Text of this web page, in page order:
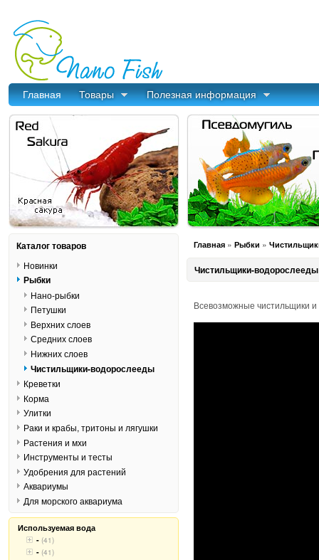
Главная Товары Полезная информация
Главная » Рыбки »
Чистильщики-водорослееды
Всевозможные чистильщики
Каталог товаров
Новинки
Рыбки
Нано-рыбки
Петушки
Верхних слоев
Средних слоев
Нижних слоев
Чистильщики-водорослееды
Креветки
Корма
Улитки
Раки и крабы, тритоны и лягушки
Растения и мхи
Инструменты и тесты
Удобрения для растений
Аквариумы
Для морского аквариума
Используемая вода
- (41)
- (41)